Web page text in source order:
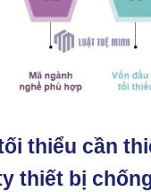
thiểu cần
thiết bị